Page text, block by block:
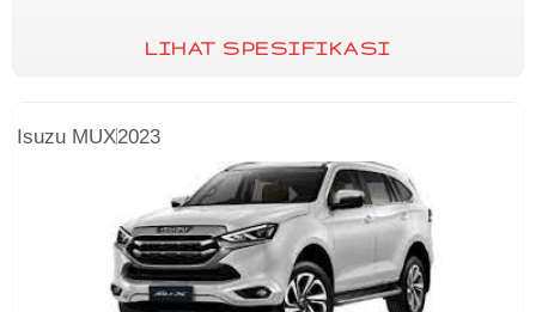
LIHAT SPESIFIKASI
Isuzu MUX2023